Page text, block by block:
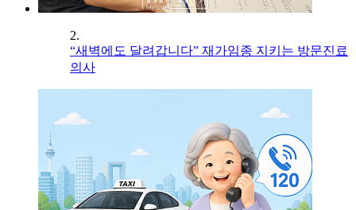
2.
“새벽에도 달려갑니다” 재가임종 지키는 방문진료
의사